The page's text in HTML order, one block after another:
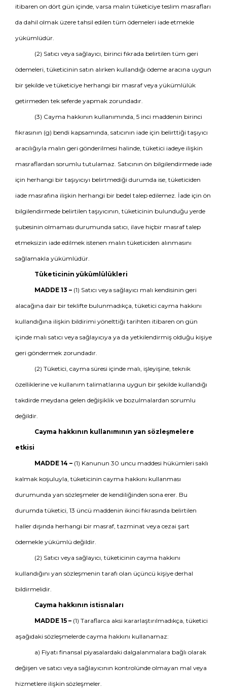
itibaren on dört gün içinde, varsa malın tüketiciye teslim masrafları
da dahil olmak üzere tahsil edilen tüm ödemeleri iade etmekle
yükümlüdür.
(2) Satıcı veya sağlayıcı, birinci fıkrada belirtilen tüm geri
ödemeleri, tüketicinin satın alırken kullandığı ödeme aracına uygun
bir şekilde ve tüketiciye herhangi bir masraf veya yükümlülük
getirmeden tek seferde yapmak zorundadır.
(3) Cayma hakkının kullanımında, 5 inci maddenin birinci
fıkrasının (g) bendi kapsamında, satıcının iade için belirttiği taşıyıcı
aracılığıyla malın geri gönderilmesi halinde, tüketici iadeye ilişkin
masraflardan sorumlu tutulamaz. Satıcının ön bilgilendirmede iade
için herhangi bir taşıyıcıyı belirtmediği durumda ise, tüketiciden
iade masrafına ilişkin herhangi bir bedel talep edilemez. İade için ön
bilgilendirmede belirtilen taşıyıcının, tüketicinin bulunduğu yerde
şubesinin olmaması durumunda satıcı, ilave hiçbir masraf talep
etmeksizin iade edilmek istenen malın tüketiciden alınmasını
sağlamakla yükümlüdür.
Tüketicinin yükümlülükleri
MADDE 13 –(1) Satıcı veya sağlayıcı malı kendisinin geri
alacağına dair bir teklifte bulunmadıkça, tüketici cayma hakkını
kullandığına ilişkin bildirimi yönelttiği tarihten itibaren on gün
içinde malı satıcı veya sağlayıcıya ya da yetkilendirmiş olduğu kişiye
geri göndermek zorundadır.
(2) Tüketici, cayma süresi içinde malı, işleyişine, teknik
özelliklerine ve kullanım talimatlarına uygun bir şekilde kullandığı
takdirde meydana gelen değişiklik ve bozulmalardan sorumlu
değildir.
Cayma hakkının kullanımının yan sözleşmelere
etkisi
MADDE 14 –(1) Kanunun 30 uncu maddesi hükümleri saklı
kalmak koşuluyla, tüketicinin cayma hakkını kullanması
durumunda yan sözleşmeler de kendiliğinden sona erer. Bu
durumda tüketici, 13 üncü maddenin ikinci fıkrasında belirtilen
haller dışında herhangi bir masraf, tazminat veya cezai şart
ödemekle yükümlü değildir.
(2) Satıcı veya sağlayıcı, tüketicinin cayma hakkını
kullandığını yan sözleşmenin tarafı olan üçüncü kişiye derhal
bildirmelidir.
Cayma hakkının istisnaları
MADDE 15 –(1) Taraflarca aksi kararlaştırılmadıkça, tüketici
aşağıdaki sözleşmelerde cayma hakkını kullanamaz:
a) Fiyatı finansal piyasalardaki dalgalanmalara bağlı olarak
değişen ve satıcı veya sağlayıcının kontrolünde olmayan mal veya
hizmetlere ilişkin sözleşmeler.